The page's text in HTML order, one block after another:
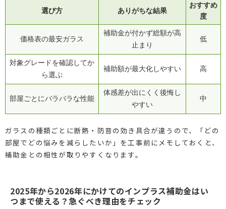
選び方 ありがちな結果
おすすめ
度
価格表の最安ガラス
補助金が付かず総額が高
止まり
低
対象グレードを確認してか
ら選ぶ
補助額が最大化しやすい 高
部屋ごとにバラバラな性能
体感差が出にくく後悔し
やすい
中
ガラスの種類ごとに断熱・防音の効き具合が違うので、「どの
部屋でどの悩みを減らしたいか」を工事前にメモしておくと、
補助金との相性が取りやすくなります。
2025年から2026年にかけてのインプラス補助金はい
つまで使える？急ぐべき理由をチェック